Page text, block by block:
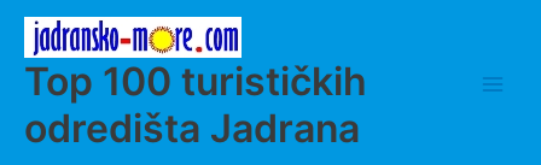
contentTop 100 turističkih
odredišta Jadrana